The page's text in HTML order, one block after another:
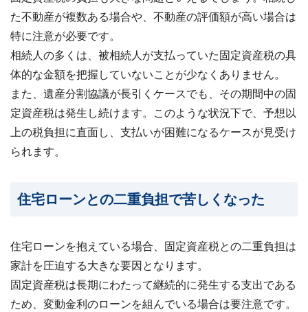
た不動産が複数ある場合や、不動産の評価額が高い場合は
特に注意が必要です。
相続人の多くは、被相続人が支払っていた固定資産税の具
体的な金額を把握していないことが少なくありません。
また、遺産分割協議が長引くケースでも、その期間中の固
定資産税は発生し続けます。このような状況下で、予想以
上の税負担に直面し、支払いが困難になるケースが見受け
られます。
住宅ローンとの二重負担で苦しくなった
住宅ローンを抱えている場合、固定資産税との二重負担は
家計を圧迫する大きな要因となります。
固定資産税は長期にわたって継続的に発生する支出である
ため、変動金利のローンを組んでいる場合は要注意です。